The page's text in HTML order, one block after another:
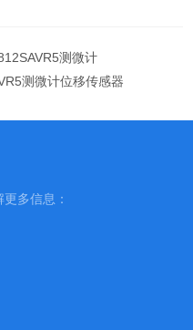
测微计
测微计位移传感器
多信息：